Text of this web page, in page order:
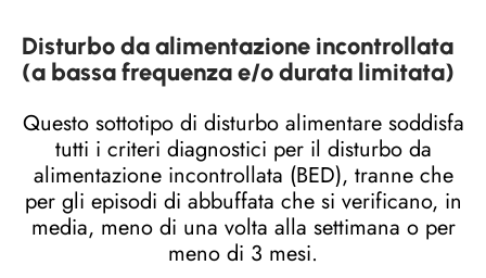
Disturbo da alimentazione incontrollata
(a bassa frequenza e/o durata limitata)
Questo sottotipo di disturbo alimentare soddisfa
tutti i criteri diagnostici per il disturbo da
alimentazione incontrollata (BED), tranne che
per gli episodi di abbuffata che si verificano, in
media, meno di una volta alla settimana o per
meno di 3 mesi.